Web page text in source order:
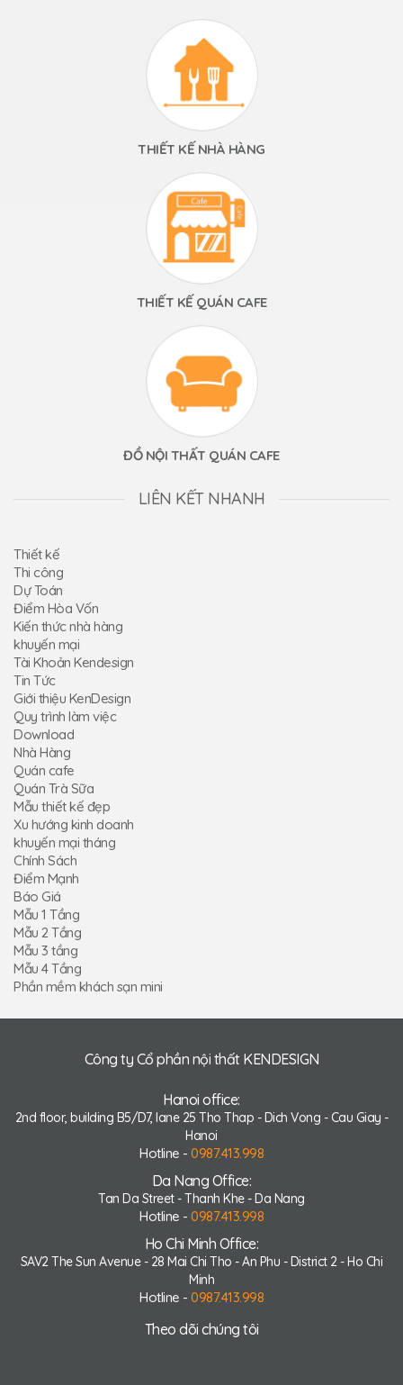
THIẾT KẾ NHÀ HÀNG
THIẾT KẾ QUÁN CAFE
ĐỒ NỘI THẤT QUÁN CAFE
LIÊN KẾT NHANH
Thiết kế
Thi công
Dự Toán
Điểm Hòa Vốn
Kiến thức nhà hàng
khuyến mại
Tài Khoản Kendesign
Tin Tức
Giới thiệu KenDesign
Quy trình làm việc
Download
Nhà Hàng
Quán cafe
Quán Trà Sữa
Mẫu thiết kế đẹp
Xu hướng kinh doanh
khuyến mại tháng
Chính Sách
Điểm Mạnh
Báo Giá
Mẫu 1 Tầng
Mẫu 2 Tầng
Mẫu 3 tầng
Mẫu 4 Tầng
Phần mềm khách sạn mini
Công ty Cổ phần nội thất KENDESIGN
Hanoi office:
2nd floor, building B5/D7, lane 25 Tho Thap - Dich Vong - Cau Giay -
Hanoi
Hotline - 0987.413.998
Da Nang Office:
Tan Da Street - Thanh Khe - Da Nang
Hotline - 0987.413.998
Ho Chi Minh Office:
SAV2 The Sun Avenue - 28 Mai Chi Tho - An Phu - District 2 - Ho Chi
Minh
Hotline - 0987.413.998
Theo dõi chúng tôi